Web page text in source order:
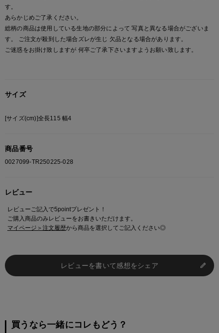
す。
あらかじめご了承ください。
総柄の商品は使用している生地の部分によって 写真と異なる場合がございま
す。 ご注文が殺到した場合ズレが生じ 欠品となる場合があります。
ご迷惑をお掛け致しますが 何卒ご了承下さいますようお願い致します。
サイズ
[サイズ(cm)]全長115 幅4
商品番号
0027099-TR250225-028
レビュー
レビューご記入で5pointプレゼント！
ご購入商品のみレビューをお書きいただけます。
マイページ＞注文履歴から商品を選択してご記入ください◎
レビューを書いて感想をシェア
買うなら一緒にコレもどう？